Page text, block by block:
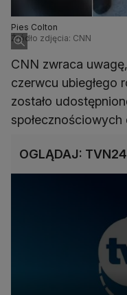
Pies Colton
Źródło zdjęcia: CNN
CNN zwraca
czerwcu ubiegłego
zostało
OGLĄDAJ: TVN24